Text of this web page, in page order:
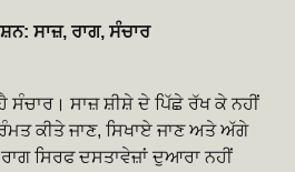
ਸਾਜ਼, ਰਾਗ, ਸੰਚਾਰ
ਸਾਜ਼ ਸ਼ੀਸ਼ੇ ਦੇ ਪਿੱਛੇ ਰੱਖ ਕੇ ਨਹੀਂ
ਕੀਤੇ ਜਾਣ, ਸਿਖਾਏ ਜਾਣ ਅਤੇ ਅੱਗੇ
ਸਿਰਫ ਦਸਤਾਵੇਜ਼ਾਂ ਦੁਆਰਾ ਨਹੀਂ